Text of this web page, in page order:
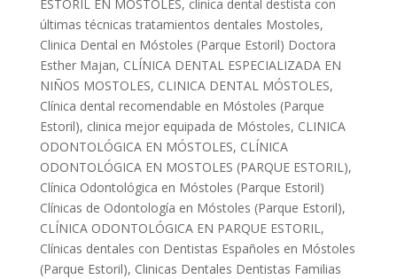
ESTORIL EN MÓSTOLES, clinica dental destista con
últimas técnicas tratamientos dentales Mostoles,
Clinica Dental en Móstoles (Parque Estoril) Doctora
Esther Majan, CLÍNICA DENTAL ESPECIALIZADA EN
NIÑOS MOSTOLES, CLINICA DENTAL MÓSTOLES,
Clínica dental recomendable en Móstoles (Parque
Estoril), clinica mejor equipada de Móstoles, CLINICA
ODONTOLÓGICA EN MÓSTOLES, CLÍNICA
ODONTOLÓGICA EN MOSTOLES (PARQUE ESTORIL),
Clínica Odontológica en Móstoles (Parque Estoril)
Clínicas de Odontología en Móstoles (Parque Estoril),
CLÍNICA ODONTOLÓGICA EN PARQUE ESTORIL,
Clínicas dentales con Dentistas Españoles en Móstoles
(Parque Estoril), Clinicas Dentales Dentistas Familias